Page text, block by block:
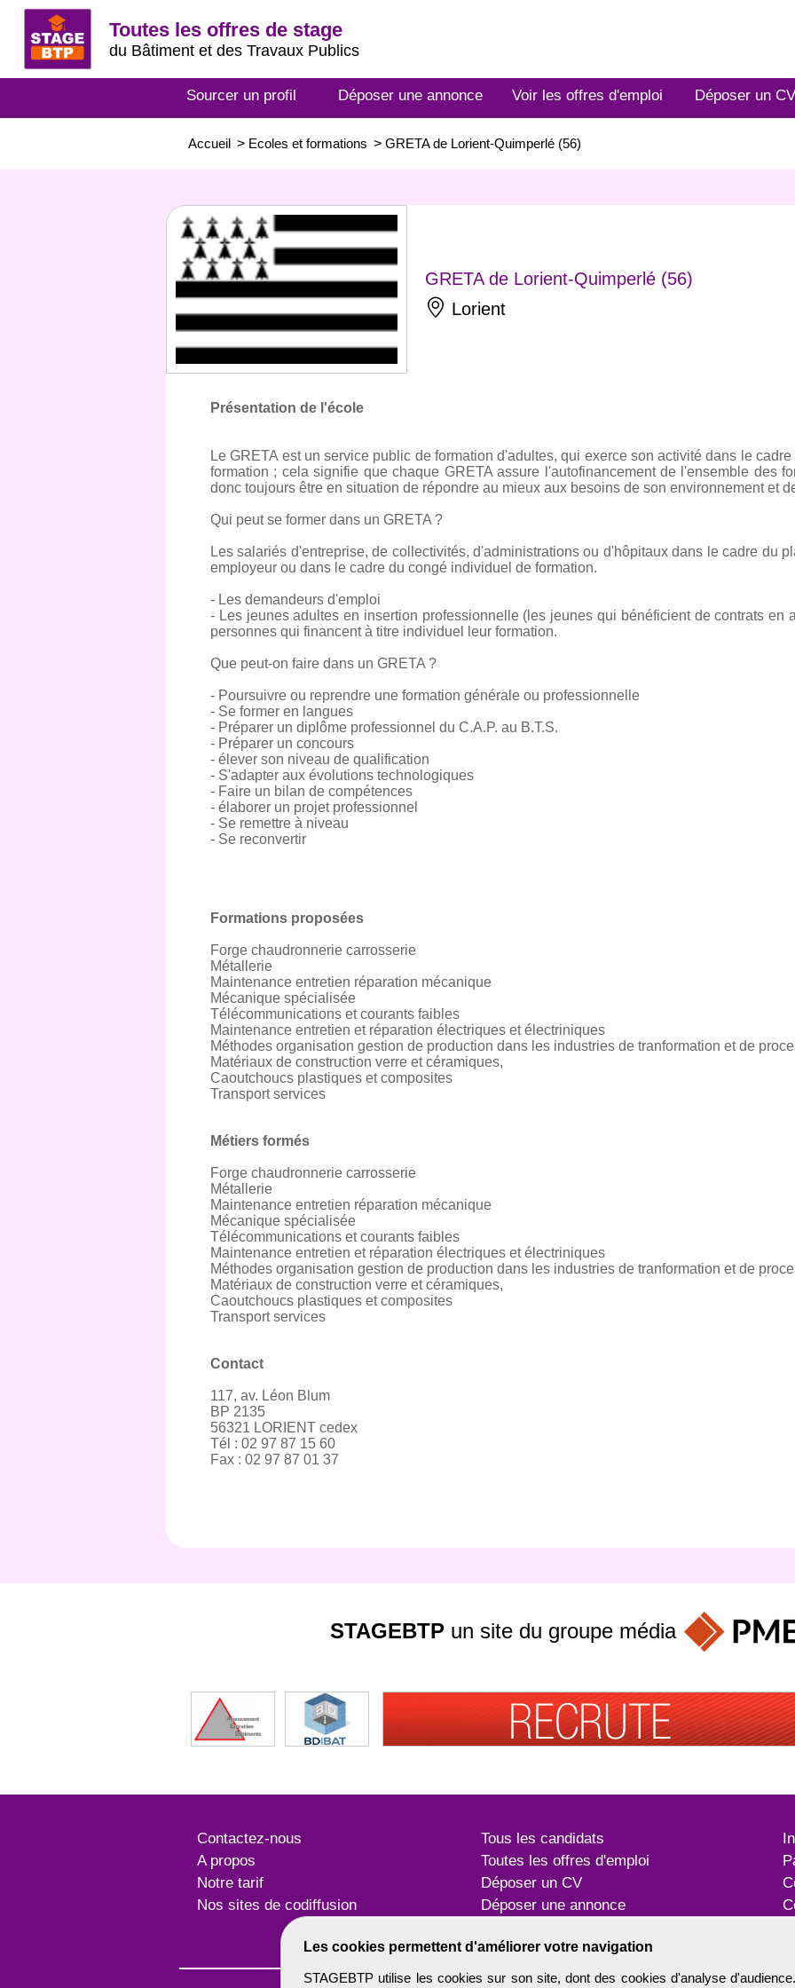
Toutes les offres de stage
du Bâtiment et des Travaux Publics
Sourcer un profil Déposer une annonce Voir les offres d'emploi Déposer un CV
Accueil > Ecoles et formations > GRETA de Lorient-Quimperlé (56)
GRETA de Lorient-Quimperlé (56)
Lorient
Présentation de l'école
Le GRETA est un service public de formation d'adultes, qui exerce son activité dans le
formation ; cela signifie que chaque GRETA assure l'autofinancement de l'ensemble des
donc toujours être en situation de répondre au mieux aux besoins de son environnement et
Qui peut se former dans un GRETA ?
Les salariés d'entreprise, de collectivités, d'administrations ou d'hôpitaux dans le cadre du
employeur ou dans le cadre du congé individuel de formation.
- Les demandeurs d'emploi
- Les jeunes adultes en insertion professionnelle (les jeunes qui bénéficient de contrats en
personnes qui financent à titre individuel leur formation.
Que peut-on faire dans un GRETA ?
- Poursuivre ou reprendre une formation générale ou professionnelle
- Se former en langues
- Préparer un diplôme professionnel du C.A.P. au B.T.S.
- Préparer un concours
- élever son niveau de qualification
- S'adapter aux évolutions technologiques
- Faire un bilan de compétences
- élaborer un projet professionnel
- Se remettre à niveau
- Se reconvertir
Formations proposées
Forge chaudronnerie carrosserie
Métallerie
Maintenance entretien réparation mécanique
Mécanique spécialisée
Télécommunications et courants faibles
Maintenance entretien et réparation électriques et électriniques
Méthodes organisation gestion de production dans les industries de tranformation et de
Matériaux de construction verre et céramiques,
Caoutchoucs plastiques et composites
Transport services
Métiers formés
Forge chaudronnerie carrosserie
Métallerie
Maintenance entretien réparation mécanique
Mécanique spécialisée
Télécommunications et courants faibles
Maintenance entretien et réparation électriques et électriniques
Méthodes organisation gestion de production dans les industries de tranformation et de
Matériaux de construction verre et céramiques,
Caoutchoucs plastiques et composites
Transport services
Contact
117, av. Léon Blum
BP 2135
56321 LORIENT cedex
Tél : 02 97 87 15 60
Fax : 02 97 87 01 37
Les cookies permettent d'améliorer votre navigation
STAGEBTP utilise les cookies sur son site, dont des cookies d'analyse
STAGEBTP un site du groupe média
Contactez-nous
A propos
Notre tarif
Nos sites de codiffusion
Tous les candidats
Toutes les offres d'emploi
Déposer un CV
Déposer une annonce